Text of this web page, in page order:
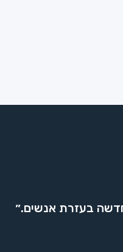
בעזרת אנשים.״